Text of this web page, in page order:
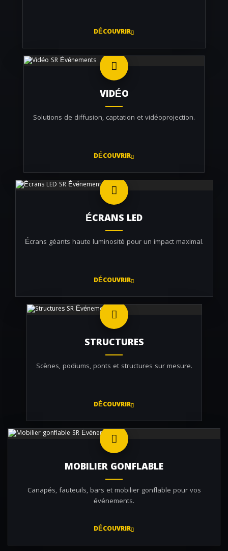
DÉCOUVRIR
VIDÉO
Solutions de diffusion, captation et vidéoprojection.
DÉCOUVRIR
ÉCRANS LED
Écrans géants haute luminosité pour un impact maximal.
DÉCOUVRIR
STRUCTURES
Scènes, podiums, ponts et structures sur mesure.
DÉCOUVRIR
MOBILIER GONFLABLE
Canapés, fauteuils, bars et mobilier gonflable pour vos
événements.
DÉCOUVRIR